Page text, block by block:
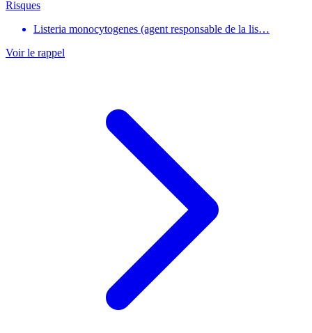
Risques
Listeria monocytogenes (agent responsable de la lis…
Voir le rappel